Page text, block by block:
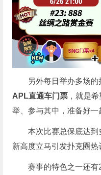
另外每日举办多场
APL直通车门票 ，就是
举、参与其中，准备好一
本次比赛总保底达到
新高度立马引发扑克圈热
赛事的特色之一还